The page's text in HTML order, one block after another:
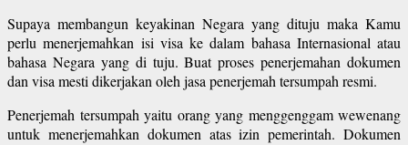
Supaya membangun keyakinan Negara yang dituju maka Kamu
perlu menerjemahkan isi visa ke dalam bahasa Internasional atau
bahasa Negara yang di tuju. Buat proses penerjemahan dokumen
dan visa mesti dikerjakan oleh jasa penerjemah tersumpah resmi.
Penerjemah tersumpah yaitu orang yang menggenggam wewenang
untuk menerjemahkan dokumen atas izin pemerintah. Dokumen